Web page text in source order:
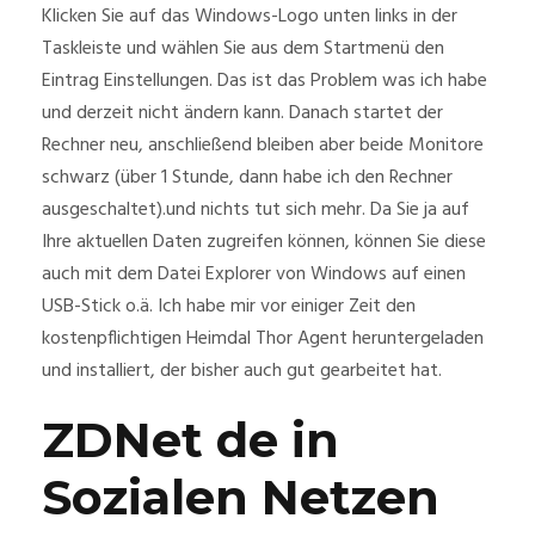
Klicken Sie auf das Windows-Logo unten links in der
Taskleiste und wählen Sie aus dem Startmenü den
Eintrag Einstellungen. Das ist das Problem was ich habe
und derzeit nicht ändern kann. Danach startet der
Rechner neu, anschließend bleiben aber beide Monitore
schwarz (über 1 Stunde, dann habe ich den Rechner
ausgeschaltet).und nichts tut sich mehr. Da Sie ja auf
Ihre aktuellen Daten zugreifen können, können Sie diese
auch mit dem Datei Explorer von Windows auf einen
USB-Stick o.ä. Ich habe mir vor einiger Zeit den
kostenpflichtigen Heimdal Thor Agent heruntergeladen
und installiert, der bisher auch gut gearbeitet hat.
ZDNet de in
Sozialen Netzen